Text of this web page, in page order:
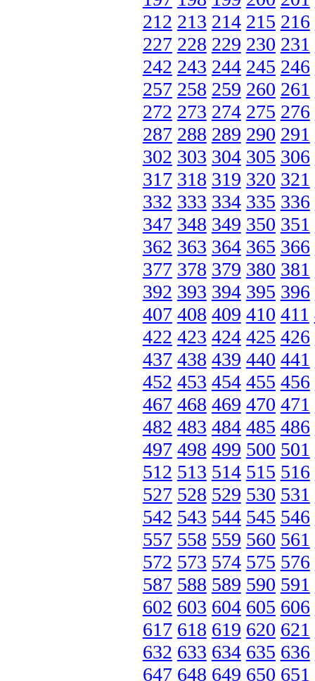
212 213 214 215 216
227 228 229 230 231
242 243 244 245 246
257 258 259 260 261
272 273 274 275 276
287 288 289 290 291
302 303 304 305 306
317 318 319 320 321
332 333 334 335 336
347 348 349 350 351
362 363 364 365 366
377 378 379 380 381
392 393 394 395 396
407 408 409 410 411
422 423 424 425 426
437 438 439 440 441
452 453 454 455 456
467 468 469 470 471
482 483 484 485 486
497 498 499 500 501
512 513 514 515 516
527 528 529 530 531
542 543 544 545 546
557 558 559 560 561
572 573 574 575 576
587 588 589 590 591
602 603 604 605 606
617 618 619 620 621
632 633 634 635 636
647 648 649 650 651